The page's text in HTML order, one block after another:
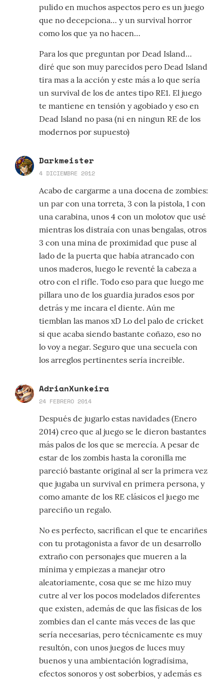
pulido en muchos aspectos pero es un juego
que no decepciona… y un survival horror
como los que ya no hacen…
Para los que preguntan por Dead Island…
diré que son muy parecidos pero Dead Island
tira mas a la acción y este más a lo que sería
un survival de los de antes tipo RE1. El juego
te mantiene en tensión y agobiado y eso en
Dead Island no pasa (ni en ningun RE de los
modernos por supuesto)
Darkmeister
4 DICIEMBRE 2012
Acabo de cargarme a una docena de zombies:
un par con una torreta, 3 con la pistola, 1 con
una carabina, unos 4 con un molotov que usé
mientras los distraía con unas bengalas, otros
3 con una mina de proximidad que puse al
lado de la puerta que había atrancado con
unos maderos, luego le reventé la cabeza a
otro con el rifle. Todo eso para que luego me
pillara uno de los guardia jurados esos por
detrás y me incara el diente. Aún me
tiemblan las manos xD Lo del palo de cricket
si que acaba siendo bastante coñazo, eso no
lo voy a negar. Seguro que una secuela con
los arreglos pertinentes sería increible.
AdrianXunkeira
24 FEBRERO 2014
Después de jugarlo estas navidades (Enero
2014) creo que al juego se le dieron bastantes
más palos de los que se merecía. A pesar de
estar de los zombis hasta la coronilla me
pareció bastante original al ser la primera vez
que jugaba un survival en primera persona, y
como amante de los RE clásicos el juego me
pareciño un regalo.
No es perfecto, sacrifican el que te encariñes
con tu protagonista a favor de un desarrollo
extraño con personajes que mueren a la
mínima y empiezas a manejar otro
aleatoriamente, cosa que se me hizo muy
cutre al ver los pocos modelados diferentes
que existen, además de que las físicas de los
zombies dan el cante más veces de las que
sería necesarias, pero técnicamente es muy
resultón, con unos juegos de luces muy
buenos y una ambientación logradísima,
efectos sonoros y ost soberbios, y además es